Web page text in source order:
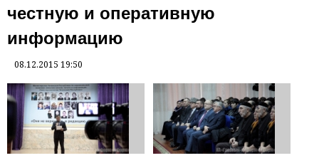
честную и оперативную
информацию
08.12.2015 19:50